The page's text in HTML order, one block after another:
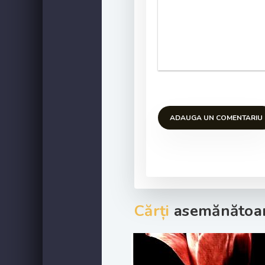
ADAUGA UN COMENTARIU
Cărți